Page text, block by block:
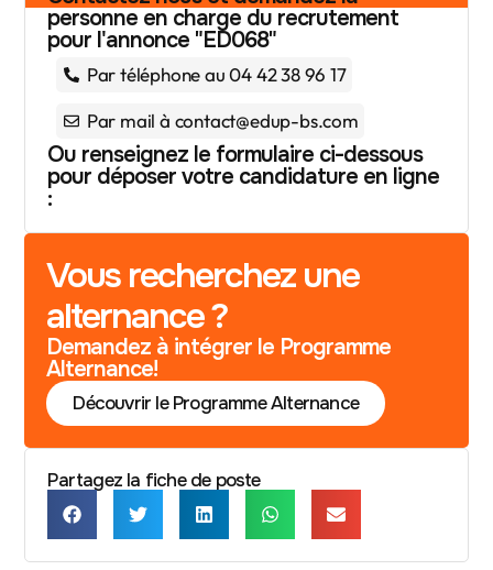
personne en charge du recrutement
pour l'annonce "ED068"
Par téléphone au 04 42 38 96 17
Par mail à contact@edup-bs.com
Ou renseignez le formulaire ci-dessous
pour déposer votre candidature en ligne
:
Vous recherchez une
alternance ?
Demandez à intégrer le Programme
Alternance!
Découvrir le Programme Alternance
Partagez la fiche de poste